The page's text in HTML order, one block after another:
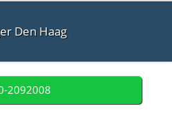
Den Haag
2092008